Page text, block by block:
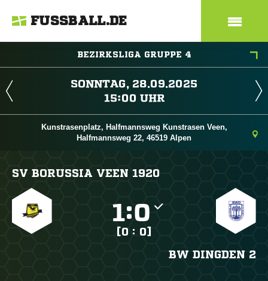
FUSSBALL.DE
BEZIRKSLIGA GRUPPE 4
 
 
Kunstrasenplatz, Halfmannsweg Kunstrasen Veen,
Halfmannsweg 22, 46519 Alpen
SV BORUSSIA VEEN 1920
:
[0 : 0]
BW DINGDEN 2